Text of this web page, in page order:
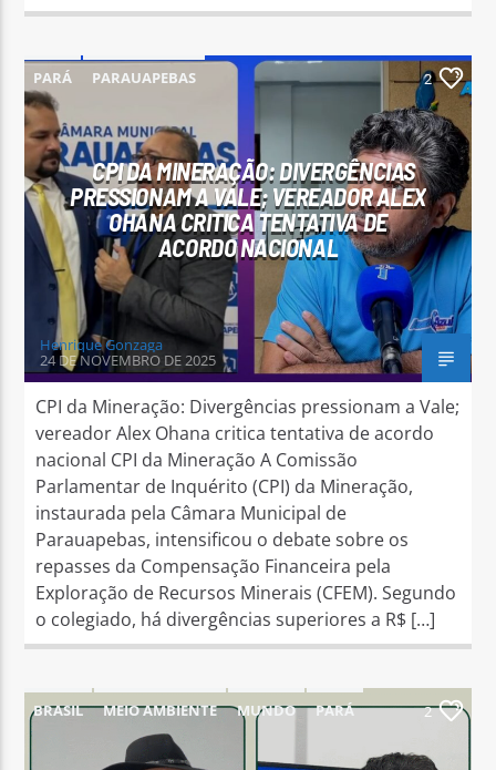
PARÁ PARAUAPEBAS 2
CPI DA MINERAÇÃO: DIVERGÊNCIAS
PRESSIONAM A VALE; VEREADOR ALEX
OHANA CRITICA TENTATIVA DE
ACORDO NACIONAL
Henrique Gonzaga
24 DE NOVEMBRO DE 2025
CPI da Mineração: Divergências pressionam a Vale;
vereador Alex Ohana critica tentativa de acordo
nacional CPI da Mineração A Comissão
Parlamentar de Inquérito (CPI) da Mineração,
instaurada pela Câmara Municipal de
Parauapebas, intensificou o debate sobre os
repasses da Compensação Financeira pela
Exploração de Recursos Minerais (CFEM). Segundo
o colegiado, há divergências superiores a R$ […]
BRASIL MEIO AMBIENTE MUNDO
PARÁ
PARAUAPEBAS
2